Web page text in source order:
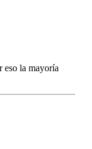
eso la mayoría